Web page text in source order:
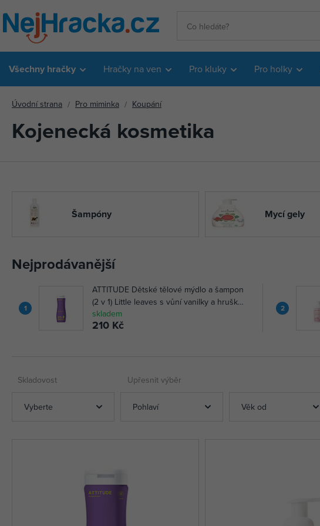
Všechny hračky Hračky na ven Pro kluky Pro holky
Úvodní strana Pro miminka Koupání
Kojenecká kosmetika
Šampóny Mycí gely
Nejprodávanější
1
ATTITUDE Dětské tělové mýdlo a šampon
(2 v 1) Little leaves s vůní vanilky a hrušky
473 ml
skladem
210 Kč
2
Skladovost Upřesnit výběr
Vyberte Pohlaví Věk od